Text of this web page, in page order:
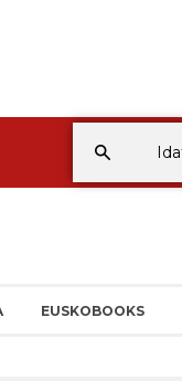
EUSKOBOOKS